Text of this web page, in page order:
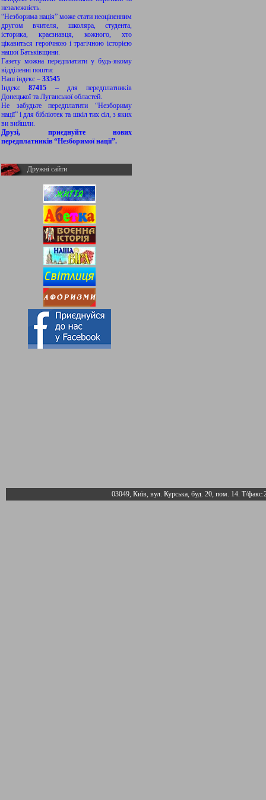
незалежність.
“Незборима нація” може стати неоціненним
другом вчителя, школяра, студента,
історика, краєзнавця, кожного, хто
цікавиться героїчною і трагічною історією
нашої Батьківщини.
Газету можна передплатити у будь-якому
відділенні пошти:
Наш індекс – 33545
Індекс87415 – для передплатників
Донецької та Луганської областей.
Не забудьте передплатити “Незбориму
нації” і для бібліотек та шкіл тих сіл, з яких
ви вийшли.
Друзі, приєднуйте нових
передплатників “Незборимої нації”.
Дружні сайти
03049, Київ, вул. Курська, буд. 20, пом. 14. Т/